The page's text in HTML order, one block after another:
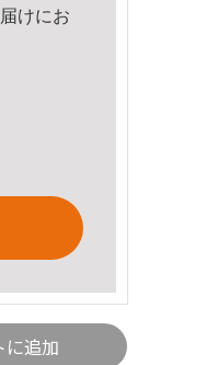
けにお
に追加